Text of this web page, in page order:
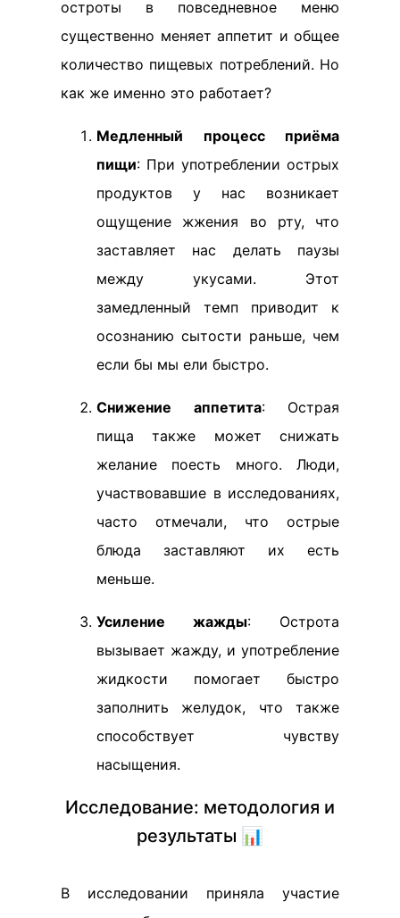
остроты в повседневное меню
существенно меняет аппетит и общее
количество пищевых потреблений. Но
как же именно это работает?
Медленный процесс приёма
пищи: При употреблении острых
продуктов у нас возникает
ощущение жжения во рту, что
заставляет нас делать паузы
между укусами. Этот
замедленный темп приводит к
осознанию сытости раньше, чем
если бы мы ели быстро.
Снижение аппетита: Острая
пища также может снижать
желание поесть много. Люди,
участвовавшие в исследованиях,
часто отмечали, что острые
блюда заставляют их есть
меньше.
Усиление жажды: Острота
вызывает жажду, и употребление
жидкости помогает быстро
заполнить желудок, что также
способствует чувству
насыщения.
Исследование: методология и
результаты 📊
В исследовании приняла участие